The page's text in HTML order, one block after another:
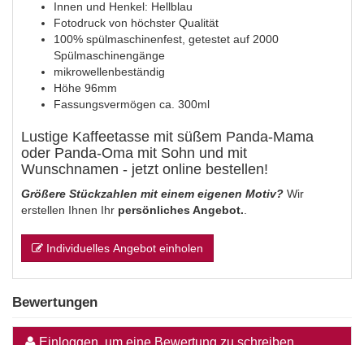
Innen und Henkel: Hellblau
Fotodruck von höchster Qualität
100% spülmaschinenfest, getestet auf 2000
Spülmaschinengänge
mikrowellenbeständig
Höhe 96mm
Fassungsvermögen ca. 300ml
Lustige Kaffeetasse mit süßem Panda-Mama
oder Panda-Oma mit Sohn und mit
Wunschnamen - jetzt online bestellen!
Größere Stückzahlen mit einem eigenen Motiv? Wir
erstellen Ihnen Ihr persönliches Angebot.
Individuelles Angebot einholen
Bewertungen
Einloggen, um eine Bewertung zu schreiben